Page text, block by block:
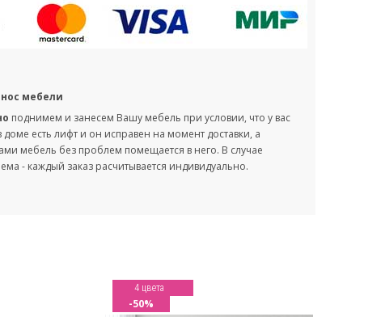
мебели
поднимем и занесем Вашу мебель при условии, что у вас
доме есть лифт и он исправен на момент доставки, а
мебель без проблем помещается в него. В случае
- каждый заказ расчитывается индивидуально.
4 цвета
-50%